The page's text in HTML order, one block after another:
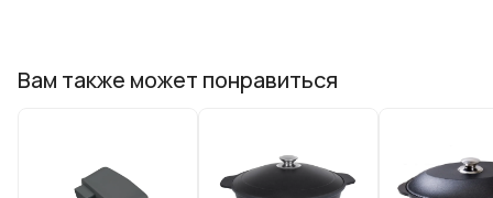
Вам также может понравиться